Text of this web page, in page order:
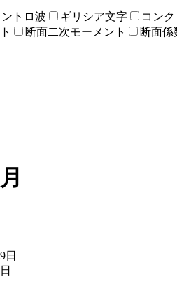
トロ波 ギリシア文字 コンク
断面二次モーメント 断面係
日